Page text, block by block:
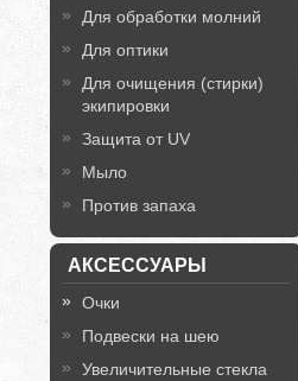
Для обработки молний
Для оптики
Для очищения (стирки)
экипировки
Защита от UV
Мыло
Против запаха
АКСЕССУАРЫ
Очки
Подвески на шею
Увеличительные стекла